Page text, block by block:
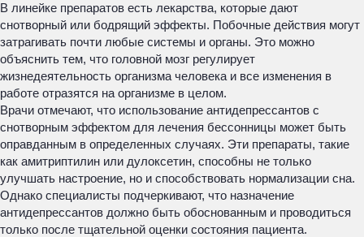
В линейке препаратов есть лекарства, которые дают
снотворный или бодрящий эффекты. Побочные действия могут
затрагивать почти любые системы и органы. Это можно
объяснить тем, что головной мозг регулирует
жизнедеятельность организма человека и все изменения в
работе отразятся на организме в целом.
Врачи отмечают, что использование антидепрессантов с
снотворным эффектом для лечения бессонницы может быть
оправданным в определенных случаях. Эти препараты, такие
как амитриптилин или дулоксетин, способны не только
улучшать настроение, но и способствовать нормализации сна.
Однако специалисты подчеркивают, что назначение
антидепрессантов должно быть обоснованным и проводиться
только после тщательной оценки состояния пациента.